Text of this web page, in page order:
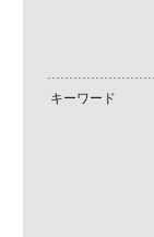
キーワード